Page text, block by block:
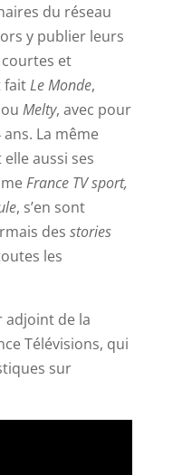
du réseau
y publier leurs
et
faitLe Monde,
Melty, avec pour
La même
aussi ses
France TV sport,
, s’en sont
des stories
les
adjoint de la
Télévisions, qui
sur